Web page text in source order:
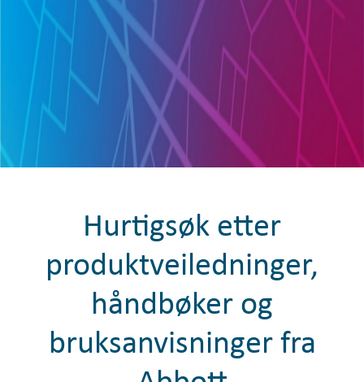
Hurtigsøk etter
produktveiledninger,
håndbøker og
bruksanvisninger fra